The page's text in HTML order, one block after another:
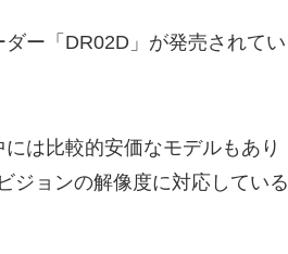
ー「DR02D」が発売されてい
は比較的安価なモデルもあり
ジョンの解像度に対応している